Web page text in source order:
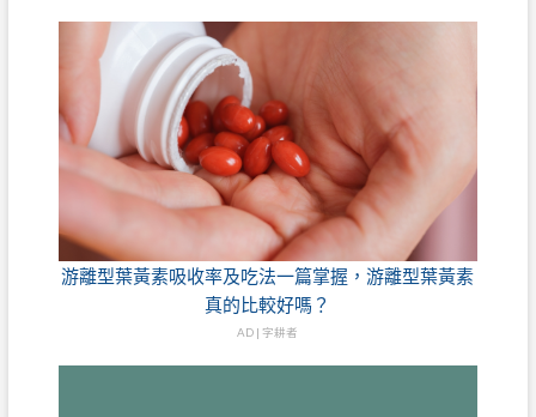
游離型葉黃素吸收率及吃法一篇掌握，游離型葉黃素
真的比較好嗎？
AD | 字耕者